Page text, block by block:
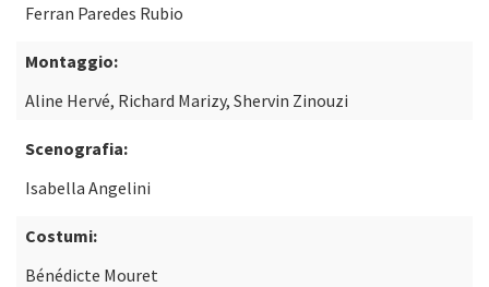
Ferran Paredes Rubio
Montaggio:
Aline Hervé, Richard Marizy, Shervin Zinouzi
Scenografia:
Isabella Angelini
Costumi:
Bénédicte Mouret